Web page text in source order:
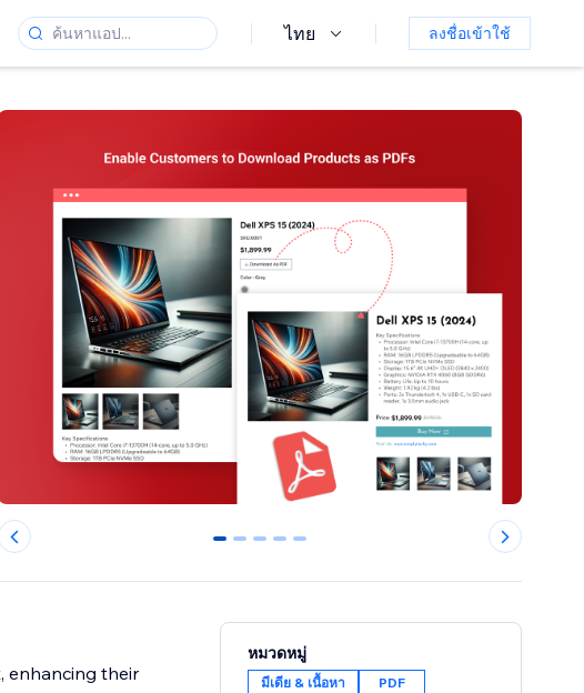
ไทย ลงชื่อเข้าใช้
0 1 2 3 4
enhancing their
หมวดหมู่
มีเดีย & เนื้อหา PDF